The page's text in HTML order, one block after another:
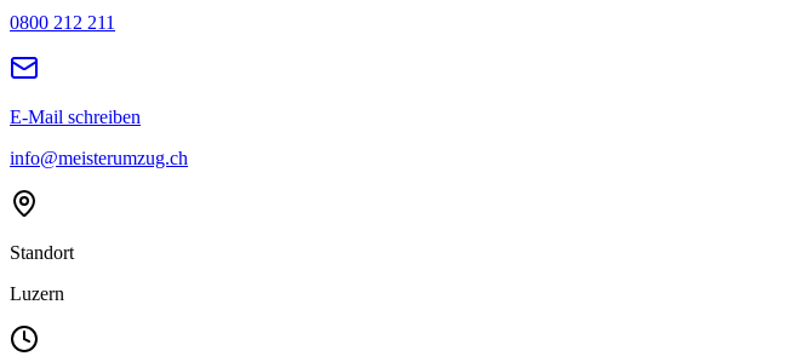
0800 212 211
E-Mail schreiben
info@meisterumzug.ch
Standort
Luzern